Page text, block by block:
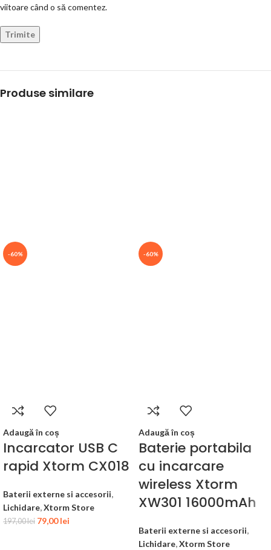
viitoare când o să comentez.
Produse similare
-60%
Adaugă în coș
Incarcator USB C
rapid Xtorm CX018
Baterii externe si accesorii,
Lichidare,Xtorm Store
197,00lei 79,00lei
-60%
Adaugă în coș
Baterie portabila
cu incarcare
wireless Xtorm
XW301 16000mAh
Baterii externe si accesorii,
Lichidare,Xtorm Store